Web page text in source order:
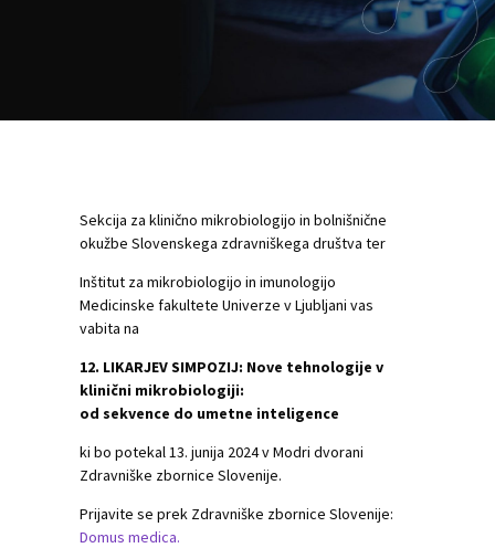
Sekcija za klinično mikrobiologijo in bolnišnične
okužbe Slovenskega zdravniškega društva ter
Inštitut za mikrobiologijo in imunologijo
Medicinske fakultete Univerze v Ljubljani vas
vabita na
12. LIKARJEV SIMPOZIJ: Nove tehnologije v
klinični mikrobiologiji:
od sekvence do umetne inteligence
ki bo potekal 13. junija 2024 v Modri dvorani
Zdravniške zbornice Slovenije.
Prijavite se prek Zdravniške zbornice Slovenije:
Domus medica.